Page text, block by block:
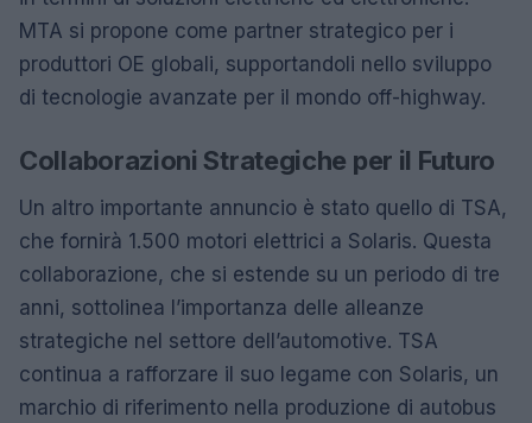
MTA si propone come partner strategico per i
produttori OE globali, supportandoli nello sviluppo
di tecnologie avanzate per il mondo off-highway.
Collaborazioni Strategiche per il Futuro
Un altro importante annuncio è stato quello di TSA,
che fornirà 1.500 motori elettrici a Solaris. Questa
collaborazione, che si estende su un periodo di tre
anni, sottolinea l’importanza delle alleanze
strategiche nel settore dell’automotive. TSA
continua a rafforzare il suo legame con Solaris, un
marchio di riferimento nella produzione di autobus